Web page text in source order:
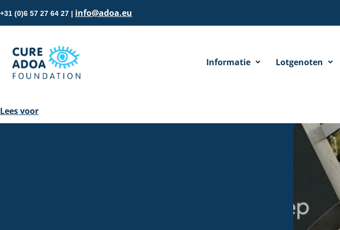
+31 (0)6 57 27 64 27 | info@adoa.eu
Informatie Lotgenoten
Lees voor